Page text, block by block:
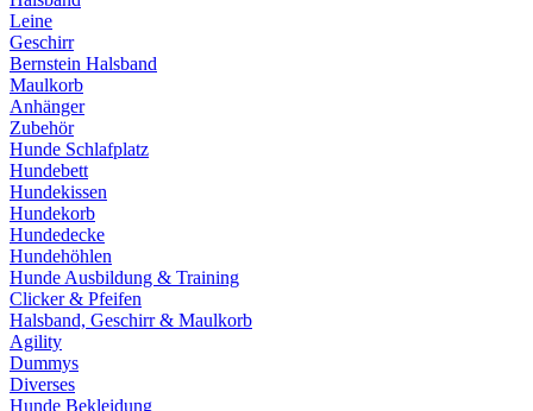
Leine
Geschirr
Bernstein Halsband
Maulkorb
Anhänger
Zubehör
Hunde Schlafplatz
Hundebett
Hundekissen
Hundekorb
Hundedecke
Hundehöhlen
Hunde Ausbildung & Training
Clicker & Pfeifen
Halsband, Geschirr & Maulkorb
Agility
Dummys
Diverses
Hunde Bekleidung